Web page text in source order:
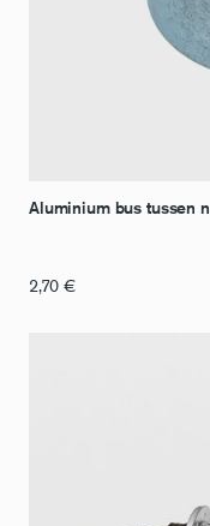
Aluminium bus tussen
2,70 €